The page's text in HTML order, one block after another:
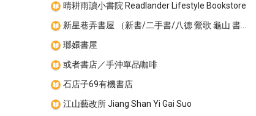
晴耕雨讀小書院 Readlander Lifestyle Bookstore
瑯嬛書屋
或者書店／手沖單品咖啡
石店子69有機書店
江山藝改所 Jiang Shan Yi Gai Suo